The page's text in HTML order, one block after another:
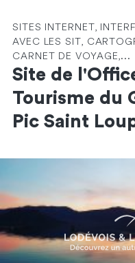
SITES INTERNET,
AVEC LES SIT,
CARNET DE VOYAGE,...
Site de
Tourisme du
Pic Saint